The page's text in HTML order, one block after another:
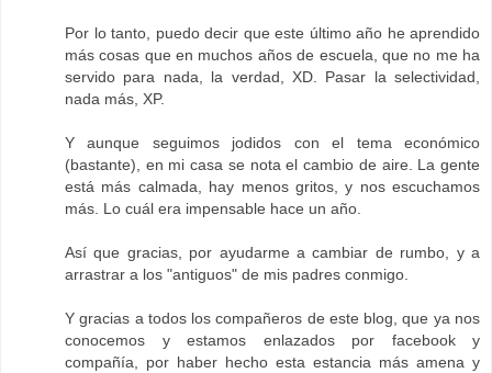
Por lo tanto, puedo decir que este último año he aprendido
más cosas que en muchos años de escuela, que no me ha
servido para nada, la verdad, XD. Pasar la selectividad,
nada más, XP.
Y aunque seguimos jodidos con el tema económico
(bastante), en mi casa se nota el cambio de aire. La gente
está más calmada, hay menos gritos, y nos escuchamos
más. Lo cuál era impensable hace un año.
Así que gracias, por ayudarme a cambiar de rumbo, y a
arrastrar a los "antiguos" de mis padres conmigo.
Y gracias a todos los compañeros de este blog, que ya nos
conocemos y estamos enlazados por facebook y
compañía, por haber hecho esta estancia más amena y